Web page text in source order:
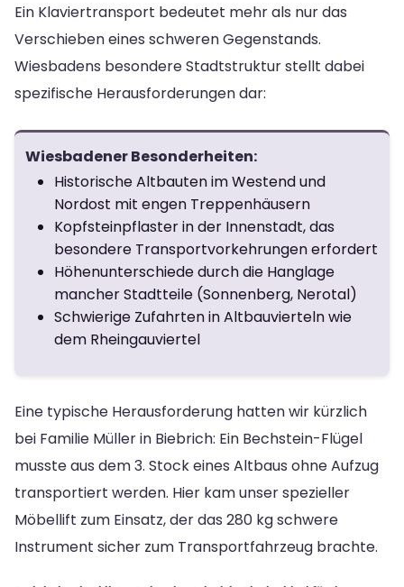
Ein Klaviertransport bedeutet mehr als nur das
Verschieben eines schweren Gegenstands.
Wiesbadens besondere Stadtstruktur stellt dabei
spezifische Herausforderungen dar:
Wiesbadener Besonderheiten:
Historische Altbauten im Westend und
Nordost mit engen Treppenhäusern
Kopfsteinpflaster in der Innenstadt, das
besondere Transportvorkehrungen erfordert
Höhenunterschiede durch die Hanglage
mancher Stadtteile (Sonnenberg, Nerotal)
Schwierige Zufahrten in Altbauvierteln wie
dem Rheingauviertel
Eine typische Herausforderung hatten wir kürzlich
bei Familie Müller in Biebrich: Ein Bechstein-Flügel
musste aus dem 3. Stock eines Altbaus ohne Aufzug
transportiert werden. Hier kam unser spezieller
Möbellift zum Einsatz, der das 280 kg schwere
Instrument sicher zum Transportfahrzeug brachte.